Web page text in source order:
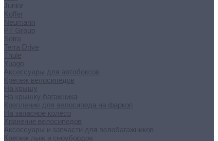
Junior
Koffer
Neumann
PT Group
Sotra
Terra Drive
Thule
Yuago
Аксессуары для автобоксов
Крепеж велосипедов
На крышу
На крышку багажника
Крепление для велосипеда на фаркоп
На запасное колесо
Хранение велосипедов
Аксессуары и запчасти для велобагажников
Крепеж лыж и сноубордов